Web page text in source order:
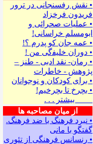
• نقش رفسنجانی در ترور
فریدون فرخزاد
• عملیات صحرائی و
ابومسلم خراسانی!
• ﻋﻤﻪ ﺟﺎﻥ ﻛﻮ ﭘﺪﺭﻡ ؟!
• ﺩﻭﺭﺍﻥ ﺧﻠﻴﻔگی ﻣﻦ !
• رمان- نقد ادبی - طنز –
پژوهش - خاطرات
• ﺑﺮﺍﻯ ﻛﻮﺩﻛﺎﻥ ﻭ ﻧﻮﺟﻮﺍﻧﺎﻥ
• بچرخ تا بچرخیم!
بیشتر . . .
از میان مصاحبه ها
• نبرد فرهنگ با ضد فرهنگ.
گفتگو با ﻣﺎﻧﻰ
• رنسانس فرهنگی ‌از تئوری